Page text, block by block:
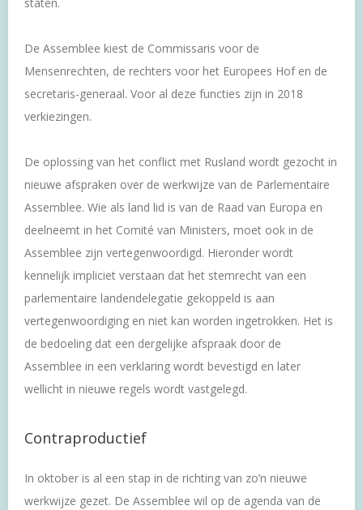
staten.
De Assemblee kiest de Commissaris voor de
Mensenrechten, de rechters voor het Europees Hof en de
secretaris-generaal. Voor al deze functies zijn in 2018
verkiezingen.
De oplossing van het conflict met Rusland wordt gezocht in
nieuwe afspraken over de werkwijze van de Parlementaire
Assemblee. Wie als land lid is van de Raad van Europa en
deelneemt in het Comité van Ministers, moet ook in de
Assemblee zijn vertegenwoordigd. Hieronder wordt
kennelijk impliciet verstaan dat het stemrecht van een
parlementaire landendelegatie gekoppeld is aan
vertegenwoordiging en niet kan worden ingetrokken. Het is
de bedoeling dat een dergelijke afspraak door de
Assemblee in een verklaring wordt bevestigd en later
wellicht in nieuwe regels wordt vastgelegd.
Contraproductief
In oktober is al een stap in de richting van zo’n nieuwe
werkwijze gezet. De Assemblee wil op de agenda van de